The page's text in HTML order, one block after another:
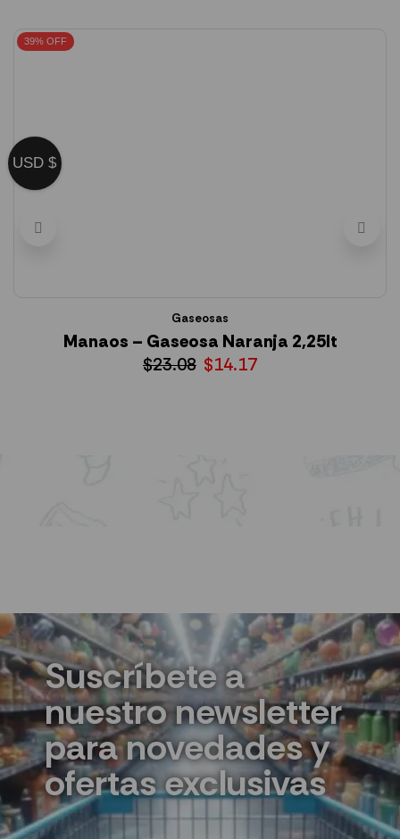
39% OFF
Gaseosas
Manaos – Gaseosa Naranja 2,25lt
$23.08 $14.17
Suscríbete a
nuestro newsletter
para novedades y
ofertas exclusivas
USD $